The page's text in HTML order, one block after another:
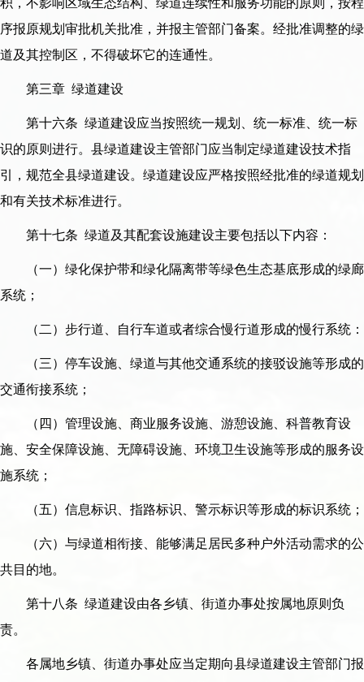
序报原规划审批机关批准，并报主管部门备案。经批准调整的绿
道及其控制区，不得破坏它的连通性。
第三章 绿道建设
第十六条 绿道建设应当按照统一规划、统一标准、统一标
识的原则进行。县绿道建设主管部门应当制定绿道建设技术指
引，规范全县绿道建设。绿道建设应严格按照经批准的绿道规划
和有关技术标准进行。
第十七条 绿道及其配套设施建设主要包括以下内容：
（一）绿化保护带和绿化隔离带等绿色生态基底形成的绿廊
系统；
（二）步行道、自行车道或者综合慢行道形成的慢行系统：
（三）停车设施、绿道与其他交通系统的接驳设施等形成的
交通衔接系统；
（四）管理设施、商业服务设施、游憩设施、科普教育设
施、安全保障设施、无障碍设施、环境卫生设施等形成的服务设
施系统；
（五）信息标识、指路标识、警示标识等形成的标识系统；
（六）与绿道相衔接、能够满足居民多种户外活动需求的公
共目的地。
第十八条 绿道建设由各乡镇、街道办事处按属地原则负
责。
各属地乡镇、街道办事处应当定期向县绿道建设主管部门报